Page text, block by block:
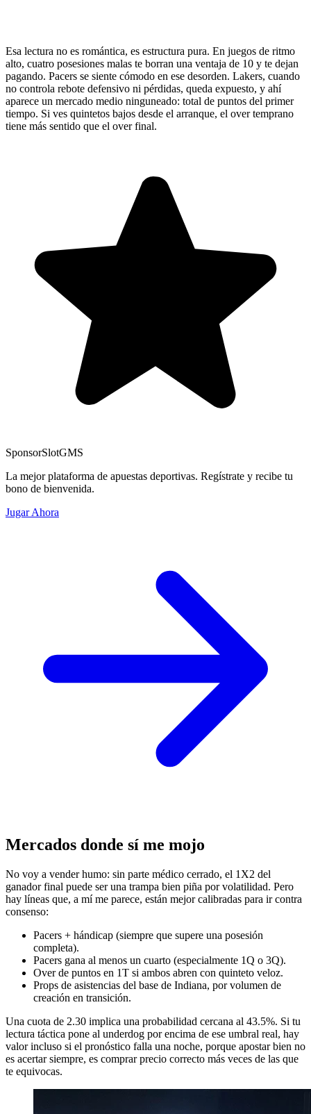
Esa lectura no es romántica, es estructura pura. En juegos de ritmo
alto, cuatro posesiones malas te borran una ventaja de 10 y te dejan
pagando. Pacers se siente cómodo en ese desorden. Lakers, cuando
no controla rebote defensivo ni pérdidas, queda expuesto, y ahí
aparece un mercado medio ninguneado: total de puntos del primer
tiempo. Si ves quintetos bajos desde el arranque, el over temprano
tiene más sentido que el over final.
SponsorSlotGMS
La mejor plataforma de apuestas deportivas. Regístrate y recibe tu
bono de bienvenida.
Jugar Ahora
Mercados donde sí me mojo
No voy a vender humo: sin parte médico cerrado, el 1X2 del
ganador final puede ser una trampa bien piña por volatilidad. Pero
hay líneas que, a mí me parece, están mejor calibradas para ir contra
consenso:
Pacers + hándicap (siempre que supere una posesión
completa).
Pacers gana al menos un cuarto (especialmente 1Q o 3Q).
Over de puntos en 1T si ambos abren con quinteto veloz.
Props de asistencias del base de Indiana, por volumen de
creación en transición.
Una cuota de 2.30 implica una probabilidad cercana al 43.5%. Si tu
lectura táctica pone al underdog por encima de ese umbral real, hay
valor incluso si el pronóstico falla una noche, porque apostar bien no
es acertar siempre, es comprar precio correcto más veces de las que
te equivocas.